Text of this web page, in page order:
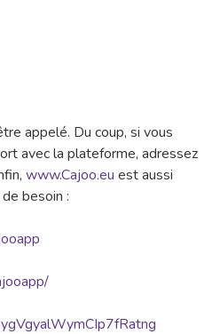
appelé. Du coup, si vous
avec la plateforme, adressez
www.Cajoo.eu est aussi
besoin :